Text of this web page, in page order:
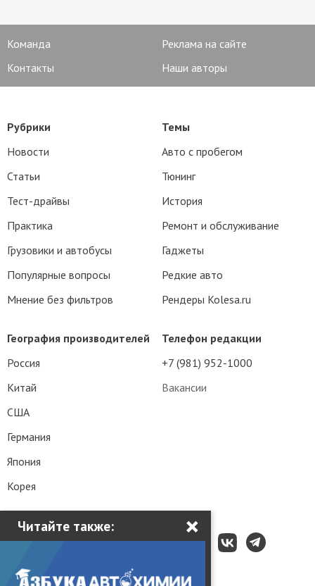
Читайте также: ×
Команда
Реклама на сайте
Контакты
Наши авторы
Телефон редакции
+7 (981) 952-1000
Вакансии
Рубрики
Новости
Статьи
Тест-драйвы
Практика
Грузовики и автобусы
Популярные вопросы
Мнение без фильтров
Темы
Авто с пробегом
Тюнинг
История
Ремонт и обслуживание
Гаджеты
Редкие авто
Рендеры Kolesa.ru
География производителей
Россия
Китай
США
Германия
Япония
Корея